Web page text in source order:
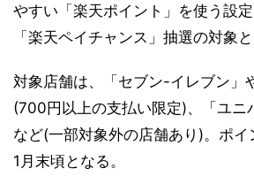
やすい「楽天ポイント」を使う設定
「楽天ペイチャンス」抽選の対象と
対象店舗は、「セブン-イレブン」
(700円以上の支払い限定)、「ユニ
など(一部対象外の店舗あり)。ポ
1月末頃となる。